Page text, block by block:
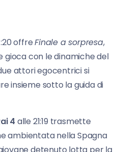
offreFinale a sorpresa,
gioca con le dinamiche del
attori egocentrici si
insieme sotto la guida di
4 alle 21:19 trasmette
ambientata nella Spagna